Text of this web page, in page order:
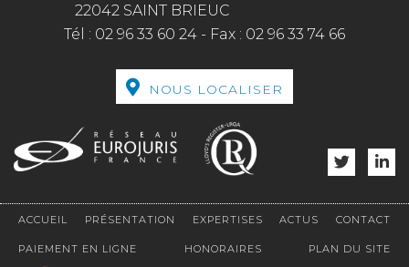
22042 SAINT BRIEUC
Tél : 02 96 33 60 24 - Fax : 02 96 33 74 66
NOUS LOCALISER
ACCUEIL PRÉSENTATION EXPERTISES ACTUS CONTACT
PAIEMENT EN LIGNE HONORAIRES PLAN DU SITE